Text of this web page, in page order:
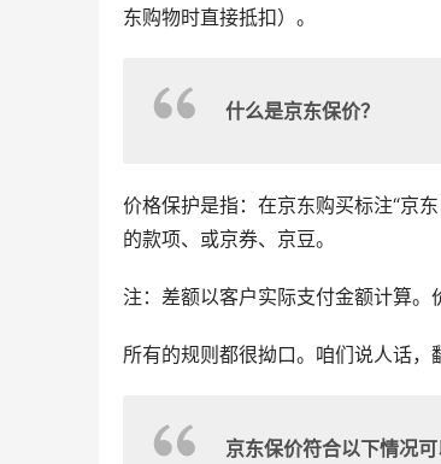
东购物时直接抵扣）。
什么是京东保价？
价格保护是指：在京东购买标注“京
的款项、或京券、京豆。
注：差额以客户实际支付金额计算。
所有的规则都很拗口。咱们说人话，
京东保价符合以下情况可